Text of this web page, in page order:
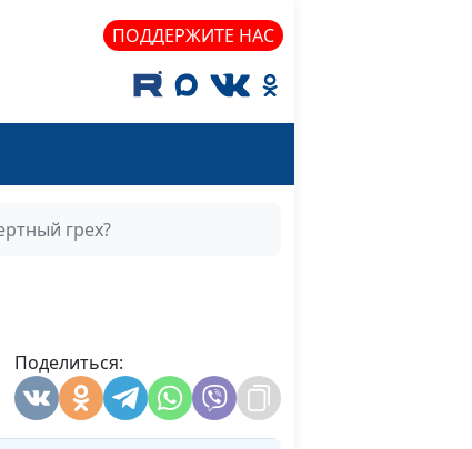
ПОДДЕРЖИТЕ НАС
грех?
Поделиться:
Валерий Малышев,
священнослужитель
#473
священнослужитель
Валерий Малышев,
Валерий Малышев,
Павел Жуков,
священнослужитель